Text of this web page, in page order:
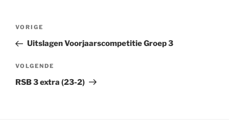
Bericht
Vorig
bericht
VORIGE
Uitslagen Voorjaarscompetitie Groep 3
Volgend
bericht
VOLGENDE
RSB 3 extra (23-2)